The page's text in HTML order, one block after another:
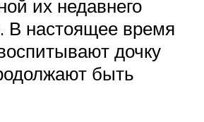
их недавнего
В настоящее время
дочку
быть